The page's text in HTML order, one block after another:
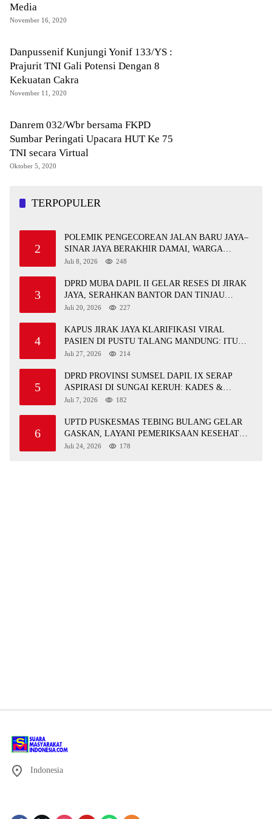
Media
November 16, 2020
Danpussenif Kunjungi Yonif 133/YS :
Prajurit TNI Gali Potensi Dengan 8
Kekuatan Cakra
November 11, 2020
Danrem 032/Wbr bersama FKPD
Sumbar Peringati Upacara HUT Ke 75
TNI secara Virtual
Oktober 5, 2020
TERPOPULER
2
POLEMIK PENGECOREAN JALAN BARU JAYA–
SINAR JAYA BERAKHIR DAMAI, WARGA
APRESIASI PERAN FORKOPIMCAM DAN DPRD
Juli 8, 2026 248
3
DPRD MUBA DAPIL II GELAR RESES DI JIRAK
JAYA, SERAHKAN BANTOR DAN TINJAU
JALAN RUSAK SERTA TPS 3R
Juli 20, 2026 227
4
KAPUS JIRAK JAYA KLARIFIKASI VIRAL
PASIEN DI PUSTU TALANG MANDUNG: ITU
MISKOMUNIKASI
Juli 27, 2026 214
5
DPRD PROVINSI SUMSEL DAPIL IX SERAP
ASPIRASI DI SUNGAI KERUH: KADES &
TOKOH DESAK INFRASTRUKTUR,
Juli 7, 2026 182
6
UPTD PUSKESMAS TEBING BULANG GELAR
GASKAN, LAYANI PEMERIKSAAN KESEHATAN
GRATIS UNTUK ASN DI SUNGAI KERUH
Juli 24, 2026 178
Indonesia